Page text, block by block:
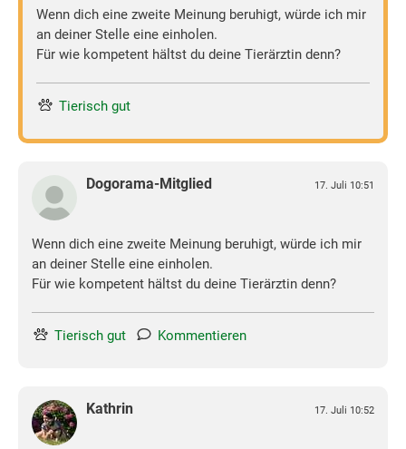
Wenn dich eine zweite Meinung beruhigt, würde ich mir
an deiner Stelle eine einholen.
Für wie kompetent hältst du deine Tierärztin denn?
Tierisch gut
Dogorama-Mitglied 17. Juli 10:51
Wenn dich eine zweite Meinung beruhigt, würde ich mir
an deiner Stelle eine einholen.
Für wie kompetent hältst du deine Tierärztin denn?
Tierisch gut Kommentieren
Kathrin 17. Juli 10:52